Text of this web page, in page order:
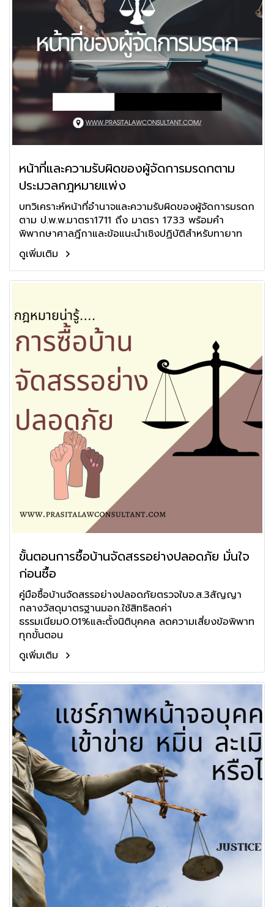
หน้าที่และความรับผิดของผู้จัดการมรดกตาม
ประมวลกฎหมายแพ่ง
บทวิเคราะห์หน้าที่อำนาจและความรับผิดของผู้จัดการมรดก
ตาม ป.พ.พ.มาตรา1711 ถึง มาตรา 1733 พร้อมคำ
พิพากษาศาลฎีกาและข้อแนะนำเชิงปฏิบัติสำหรับทายาท
ดูเพิ่มเติม
ขั้นตอนการซื้อบ้านจัดสรรอย่างปลอดภัย มั่นใจ
ก่อนซื้อ
คู่มือซื้อบ้านจัดสรรอย่างปลอดภัยตรวจใบจ.ส.3สัญญา
กลางวัสดุมาตรฐานมอก.ใช้สิทธิลดค่า
ธรรมเนียม0.01%และตั้งนิติบุคคล ลดความเสี่ยงข้อพิพาท
ทุกขั้นตอน
ดูเพิ่มเติม